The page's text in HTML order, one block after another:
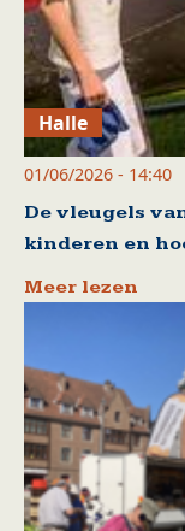
Halle
01/06/2026 - 14:40
De vleugels
kinderen en
Meer lezen